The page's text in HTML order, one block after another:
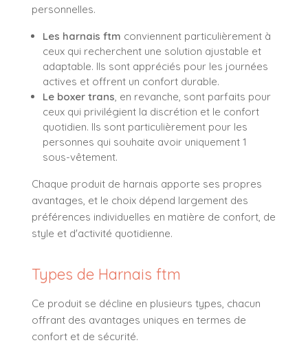
personnelles.
Les harnais ftm conviennent particulièrement à
ceux qui recherchent une solution ajustable et
adaptable. Ils sont appréciés pour les journées
actives et offrent un confort durable.
Le boxer trans, en revanche, sont parfaits pour
ceux qui privilégient la discrétion et le confort
quotidien. Ils sont particulièrement pour les
personnes qui souhaite avoir uniquement 1
sous-vêtement.
Chaque produit de harnais apporte ses propres
avantages, et le choix dépend largement des
préférences individuelles en matière de confort, de
style et d'activité quotidienne.
Types de Harnais ftm
Ce produit se décline en plusieurs types, chacun
offrant des avantages uniques en termes de
confort et de sécurité.